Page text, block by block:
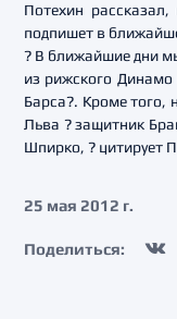
Потехин
подпишет в
? В ближайшие дни
из рижского
Барса?. Кроме того,
Льва ? защитник
Шпирко, ? цитирует
25 мая 2012 г.
Поделиться: